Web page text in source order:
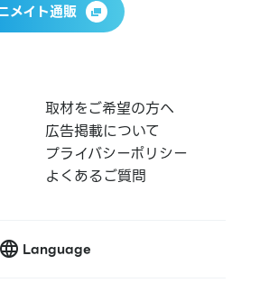
メイト通販
取材をご希望の方へ
広告掲載について
プライバシーポリシー
よくあるご質問
Language